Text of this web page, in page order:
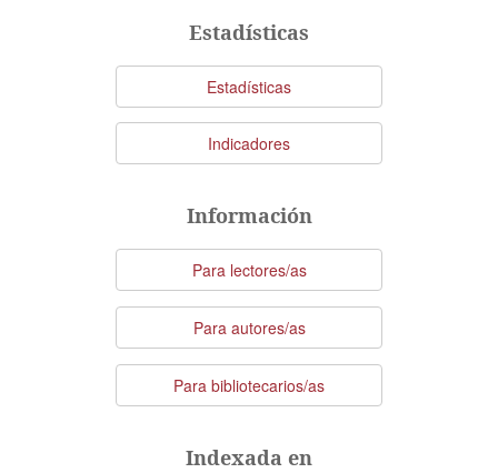
artículoEstadísticas
Estadísticas
Indicadores
Información
Para lectores/as
Para autores/as
Para bibliotecarios/as
Indexada en